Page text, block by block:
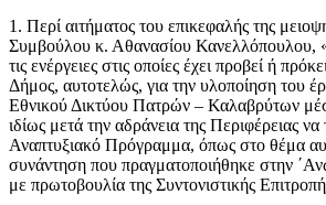
1. Περί αιτήματος του επικεφαλής της
Συμβούλου κ. Αθανασίου Κανελλόπουλου,
τις ενέργειες στις οποίες έχει προβεί ή
Δήμος, αυτοτελώς, για την υλοποίηση του
Εθνικού Δικτύου Πατρών – Καλαβρύτων
ιδίως μετά την αδράνεια της Περιφέρειας να
Αναπτυξιακό Πρόγραμμα, όπως στο θέμα
συνάντηση που πραγματοποιήθηκε στην
με πρωτοβουλία της Συντονιστικής